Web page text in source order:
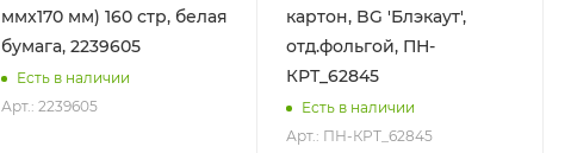
ммx170 мм) 160 стр, белая
бумага, 2239605
Есть в наличии
Арт.: 2239605
картон, BG 'Блэкаут',
отд.фольгой, ПН-
КРТ_62845
Есть в наличии
Арт.: ПН-КРТ_62845